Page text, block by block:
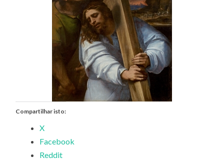
Compartilhar isto:
X
Facebook
Reddit